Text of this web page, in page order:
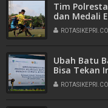
Tim
dan Medali
Kepri Cup
Ubah Batu
Bisa Tekan